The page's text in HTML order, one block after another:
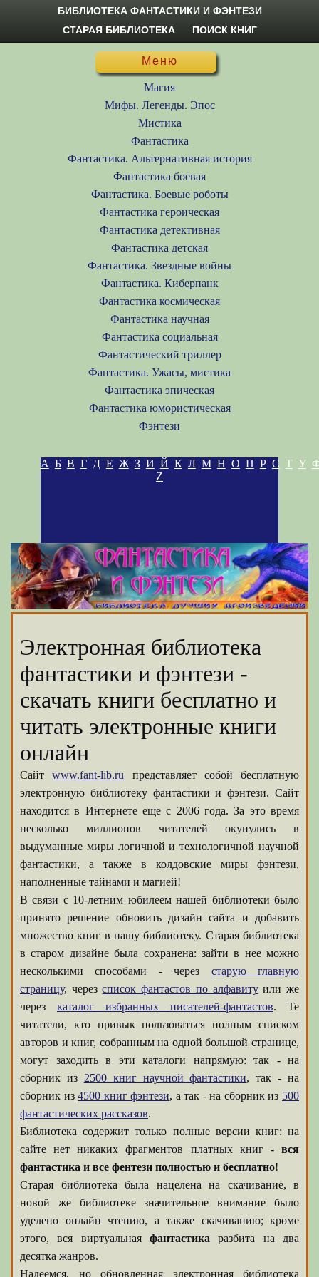
БИБЛИОТЕКА ФАНТАСТИКИ И ФЭНТЕЗИ
СТАРАЯ БИБЛИОТЕКА
ПОИСК КНИГ
Меню
Магия
Мифы. Легенды. Эпос
Мистика
Фантастика
Фантастика. Альтернативная история
Фантастика боевая
Фантастика. Боевые роботы
Фантастика героическая
Фантастика детективная
Фантастика детская
Фантастика. Звездные войны
Фантастика. Киберпанк
Фантастика космическая
Фантастика научная
Фантастика социальная
Фантастический триллер
Фантастика. Ужасы, мистика
Фантастика эпическая
Фантастика юмористическая
Фэнтези
А Б В Г Д Е Ж З И Й К Л М Н О П Р С Т У
Z
Электронная библиотека
фантастики и фэнтези -
скачать книги бесплатно и
читать электронные книги
онлайн
Сайтwww.fant-lib.ru представляет собой бесплатную
электронную библиотеку фантастики и фэнтези. Сайт
находится в Интернете еще с 2006 года. За это время
несколько миллионов читателей окунулись в
выдуманные миры логичной и технологичной научной
фантастики, а также в колдовские миры фэнтези,
наполненные тайнами и магией!
В связи с 10-летним юбилеем нашей библиотеки было
принято решение обновить дизайн сайта и добавить
множество книг в нашу библиотеку. Старая библиотека
в старом дизайне была сохранена: зайти в нее можно
несколькими способами - через старую главную
страницу, черезсписок фантастов по алфавитуили же
через каталог избранных писателей-фантастов. Те
читатели, кто привык пользоваться полным списком
авторов и книг, собранным на одной большой странице,
могут заходить в эти каталоги напрямую: так - на
сборник из 2500 книг научной фантастики, так - на
сборник из4500 книг фэнтези, а так - на сборник из 500
фантастических рассказов.
Библиотека содержит только полные версии книг: на
сайте нет никаких фрагментов платных книг - вся
фантастика и все фентези полностью и бесплатно!
Старая библиотека была нацелена на скачивание, в
новой же библиотеке значительное внимание было
уделено онлайн чтению, а также скачиванию; кроме
этого, вся виртуальная фантастика разбита на два
десятка жанров.
Надеемся, но обновленная электронная библиотека